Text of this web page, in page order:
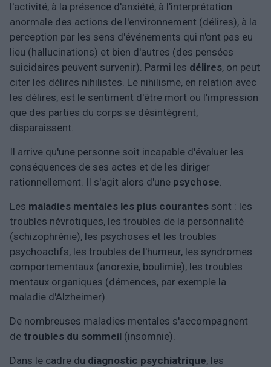
l'activité, à la présence d'anxiété, à l'interprétation
anormale des actions de l'environnement (délires), à la
perception par les sens d'événements qui n'ont pas eu
lieu (hallucinations) et bien d'autres (des pensées
suicidaires peuvent survenir). Parmi les délires, on peut
citer les délires nihilistes. Le nihilisme, en relation avec
les délires, est le sentiment d'être mort ou l'impression
que des parties du corps se désintègrent,
disparaissent.
Il arrive qu'une personne soit incapable d'évaluer les
conséquences de ses actes et de les diriger
rationnellement. Il s'agit alors d'une psychose.
Les maladies mentales les plus courantes sont : les
troubles névrotiques, les troubles de la personnalité
(schizophrénie), les psychoses et les troubles
psychoactifs, les troubles de l'humeur, les syndromes
comportementaux (anorexie, boulimie), les troubles
mentaux organiques (démences, par exemple la
maladie d'Alzheimer).
De nombreuses maladies mentales s'accompagnent
de troubles du sommeil (insomnie).
Dans le cadre du diagnostic psychiatrique, les